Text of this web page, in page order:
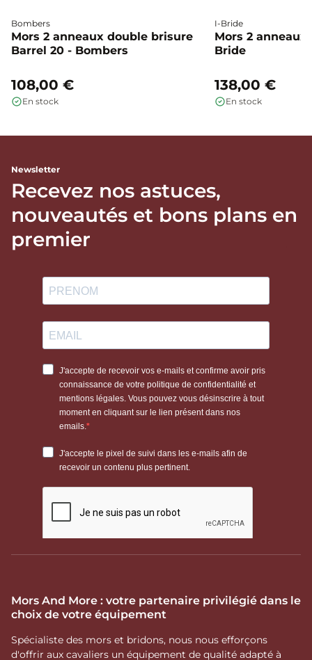
Bombers
Mors 2 anneaux double brisure
Barrel 20 - Bombers
108,00 €
En stock
I-Bride
Mors 2
Bride
138,00 €
En stock
Newsletter
Recevez nos astuces,
nouveautés et bons plans en
premier
Mors And More : votre partenaire privilégié dans le
choix de votre équipement
Spécialiste des mors et bridons, nous nous efforçons
d'offrir aux cavaliers un équipement de qualité adapté à